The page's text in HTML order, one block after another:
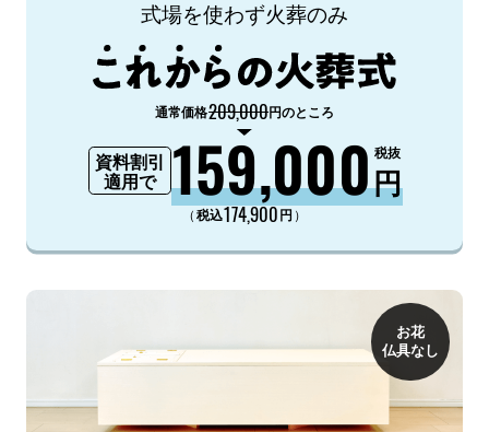
式場を使わず火葬のみ
通常価格209,000円のところ
資料割引
適用で
159,000円
税抜
（税込174,900円 ）
お花
仏具なし